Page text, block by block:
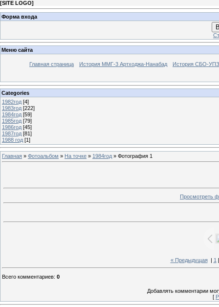
[SITE LOGO]
Форма входа
Меню сайта
Главная страница История ММГ-3 Артходжа-Нанабад История СБО-УПЗ
Categories
1982год [4]
1983год [222]
1984год [59]
1985год [79]
1986год [45]
1987год [81]
1988 год [1]
Главная » Фотоальбом » На точке » 1984год » Фотография 1
Просмотреть
« Предыдущая| 1 [
Всего комментариев: 0
Добавлять комментарии
[